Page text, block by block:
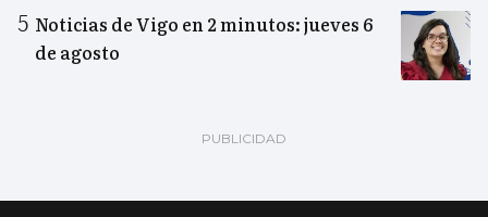
Noticias de Vigo en 2 minutos: jueves 6
de agosto